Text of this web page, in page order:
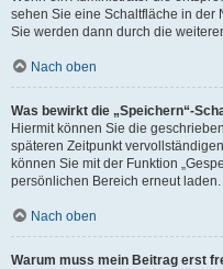
sehen Sie eine Schaltfläche in der
Sie werden dann durch die
Nach oben
Was bewirkt die „Speichern“-
Hiermit können Sie die
späteren Zeitpunkt
können Sie mit der Funktion
persönlichen Bereich erneut laden.
Nach oben
Warum muss mein Beitrag erst